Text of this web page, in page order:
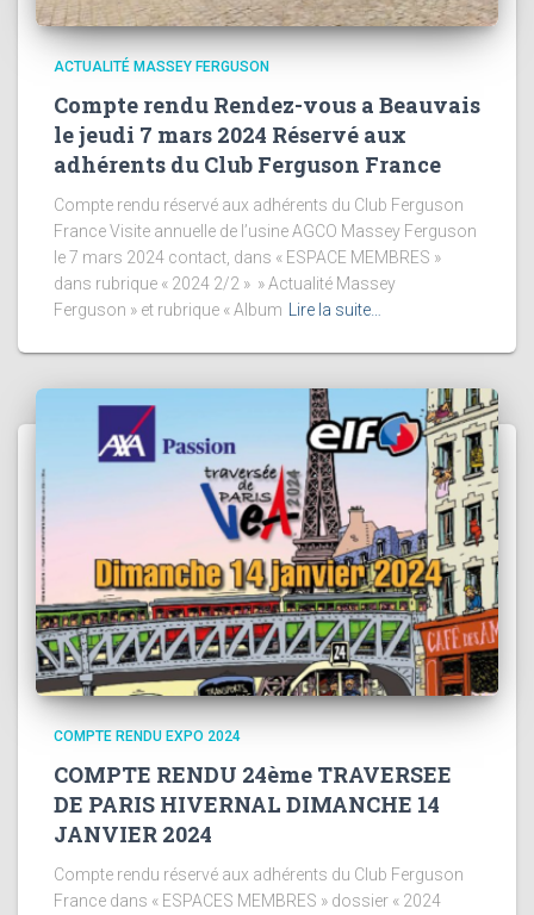
ACTUALITÉ MASSEY FERGUSON
Compte rendu Rendez-vous a Beauvais
le jeudi 7 mars 2024 Réservé aux
adhérents du Club Ferguson France
Compte rendu réservé aux adhérents du Club Ferguson
France Visite annuelle de l’usine AGCO Massey Ferguson
le 7 mars 2024 contact, dans « ESPACE MEMBRES »
dans rubrique « 2024 2/2 » » Actualité Massey
Ferguson » et rubrique « Album
Lire la suite…
COMPTE RENDU EXPO 2024
COMPTE RENDU 24ème TRAVERSEE
DE PARIS HIVERNAL DIMANCHE 14
JANVIER 2024
Compte rendu réservé aux adhérents du Club Ferguson
France dans « ESPACES MEMBRES » dossier « 2024